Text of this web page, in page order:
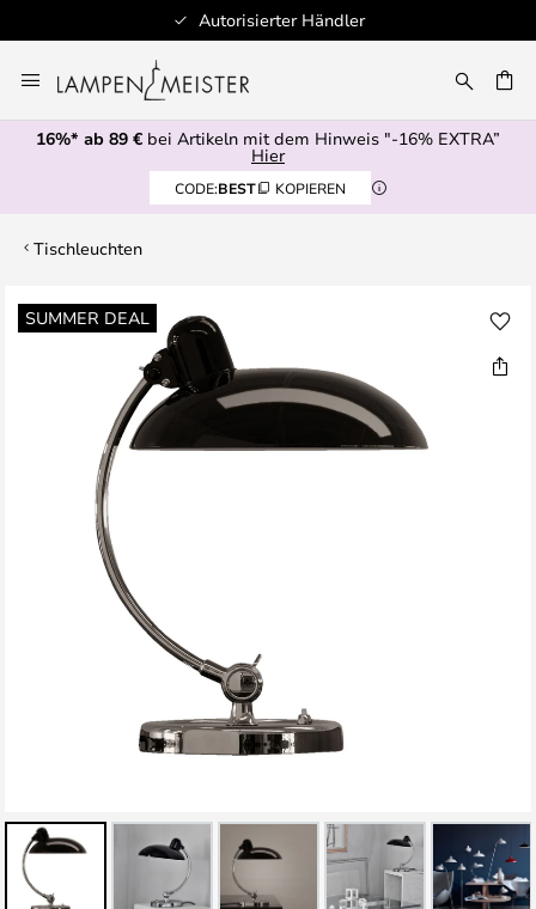
Autorisierter Händler
Inhalt
springen
16%* ab 89 € bei Artikeln mit dem Hinweis "-16% EXTRA”
Hier
CODE:BEST KOPIEREN
Tischleuchten
SUMMER DEAL
Zum
Ende